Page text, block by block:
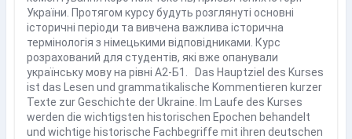
України. Протягом курсу будуть розглянуті основні
історичні періоди та вивчена важлива історична
термінологія з німецькими відповідниками. Курс
розрахований для студентів, які вже опанували
українську мову на рівні А2-Б1. Das Hauptziel des Kurses
ist das Lesen und grammatikalische Kommentieren kurzer
Texte zur Geschichte der Ukraine. Im Laufe des Kurses
werden die wichtigsten historischen Epochen behandelt
und wichtige historische Fachbegriffe mit ihren deutschen